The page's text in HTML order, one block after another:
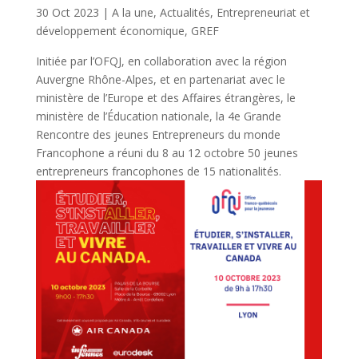
30 Oct 2023 | A la une, Actualités, Entrepreneuriat et
développement économique, GREF
Initiée par l’OFQJ, en collaboration avec la région
Auvergne Rhône-Alpes, et en partenariat avec le
ministère de l’Europe et des Affaires étrangères, le
ministère de l’Éducation nationale, la 4e Grande
Rencontre des jeunes Entrepreneurs du monde
Francophone a réuni du 8 au 12 octobre 50 jeunes
entrepreneurs francophones de 15 nationalités.